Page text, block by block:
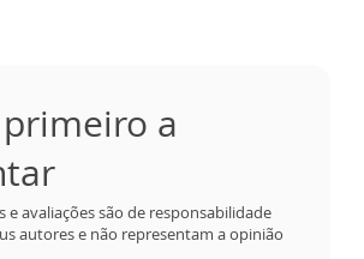
a
e avaliações são de responsabilidade
autores e não representam a opinião